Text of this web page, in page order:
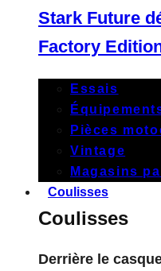
Stark Future
Factory
Essais
Pièces
Vintage
Magasins
Coulisses
Coulisses
Derrière le